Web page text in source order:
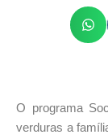
O programa
verduras a